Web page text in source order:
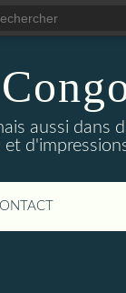
aussi dans